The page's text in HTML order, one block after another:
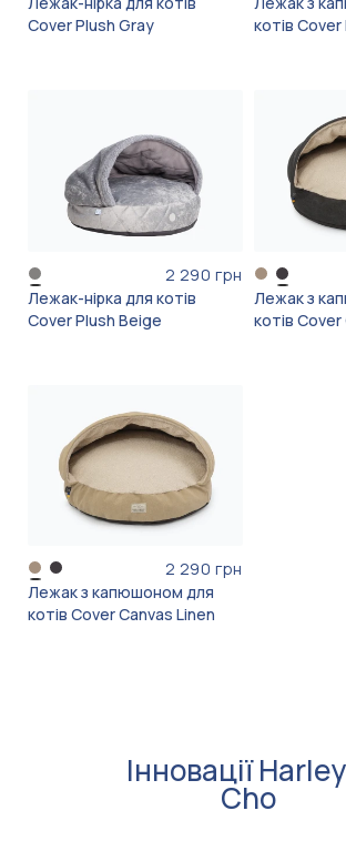
Cover Plush Gray
котів
2 290 грн
Лежак-нірка для котів
Cover Plush Beige
Лежак з
котів
2 290 грн
Лежак з капюшоном для
котів Cover Canvas Linen
Інновації
Cho